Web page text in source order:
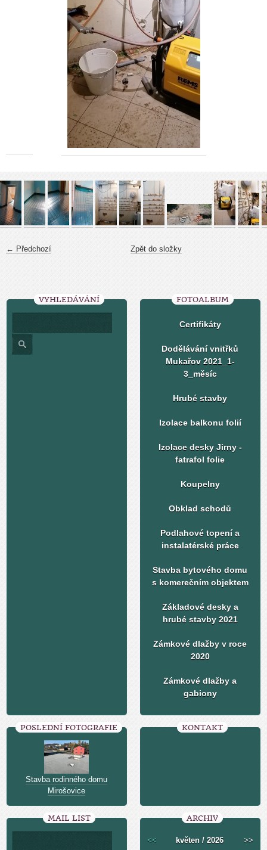
← Předchozí Zpět do složky
VYHLEDÁVÁNÍ FOTOALBUM
Certifikáty
Dodělávání vnitřků
Mukařov 2021_1-
3_měsíc
Hrubé stavby
Izolace balkonu folií
Izolace desky Jirny -
fatrafol folie
Koupelny
Obklad schodů
Podlahové topení a
instalatérské práce
Stavba bytového domu
s komerečním objektem
Základové desky a
hrubé stavby 2021
Zámkové dlažby v roce
2020
Zámkové dlažby a
gabiony
POSLEDNÍ FOTOGRAFIE
Stavba rodinného domu
Mirošovice
KONTAKT
MAIL LIST ARCHIV
<< květen / 2026 >>